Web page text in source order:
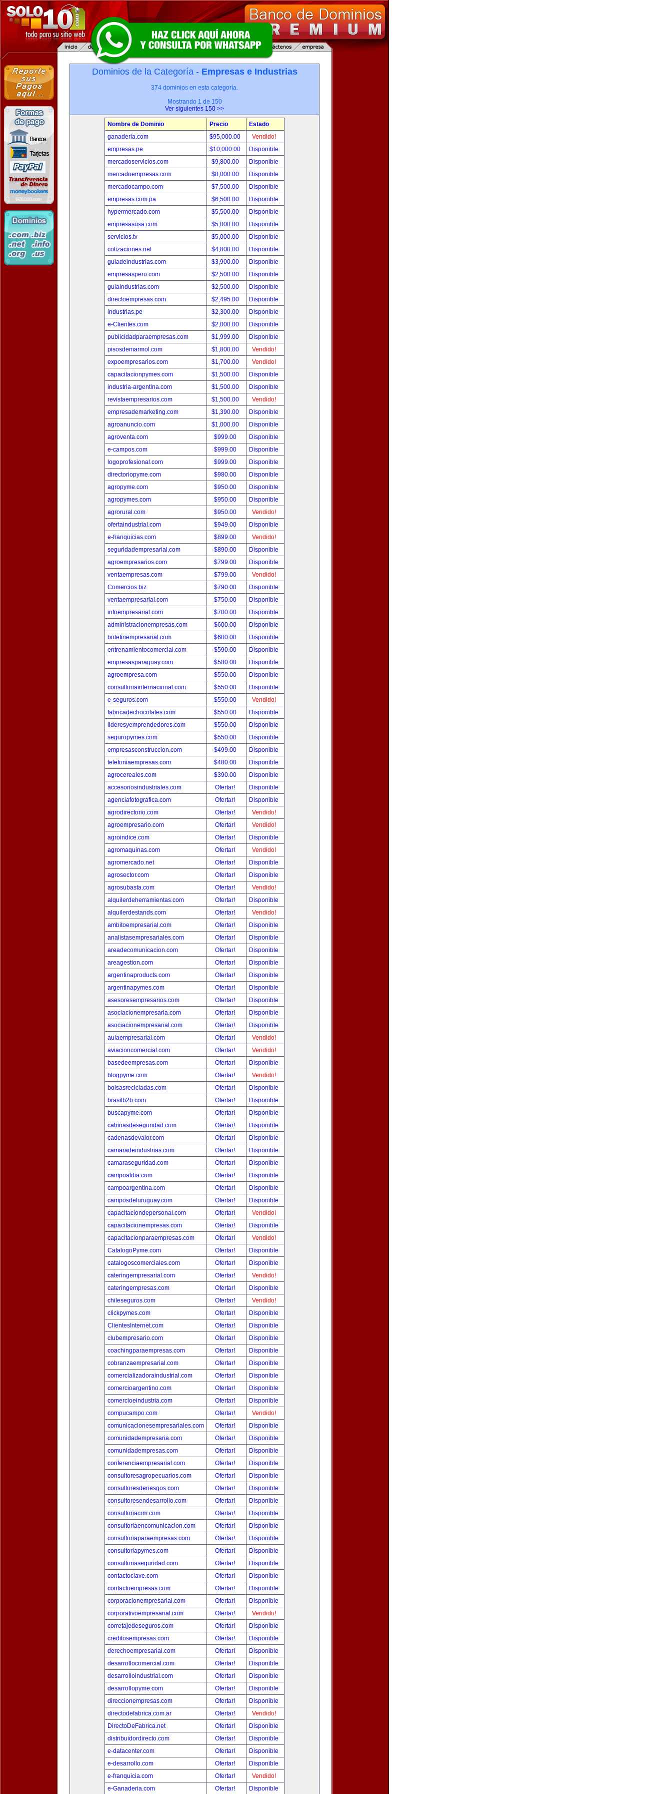
Dominios de la Categoría - Empresas e Industrias
374 dominios en esta categoría.
Mostrando 1 de 150
Ver siguientes 150 >>
Nombre de Dominio Precio
Estado
ganaderia.com
$95,000.00
Vendido!
empresas.pe
$10,000.00
Disponible
mercadoservicios.com
$9,800.00
Disponible
mercadoempresas.com
$8,000.00
Disponible
mercadocampo.com
$7,500.00
Disponible
empresas.com.pa
$6,500.00
Disponible
hypermercado.com
$5,500.00
Disponible
empresasusa.com
$5,000.00
Disponible
servicios.tv
$5,000.00
Disponible
cotizaciones.net
$4,800.00
Disponible
guiadeindustrias.com
$3,900.00
Disponible
empresasperu.com
$2,500.00
Disponible
guiaindustrias.com
$2,500.00
Disponible
directoempresas.com
$2,495.00
Disponible
industrias.pe
$2,300.00
Disponible
e-Clientes.com
$2,000.00
Disponible
publicidadparaempresas.com
$1,999.00
Disponible
pisosdemarmol.com
$1,800.00
Vendido!
expoempresarios.com
$1,700.00
Vendido!
capacitacionpymes.com
$1,500.00
Disponible
industria-argentina.com
$1,500.00
Disponible
revistaempresarios.com
$1,500.00
Vendido!
empresademarketing.com
$1,390.00
Disponible
agroanuncio.com
$1,000.00
Disponible
agroventa.com
$999.00
Disponible
e-campos.com
$999.00
Disponible
logoprofesional.com
$999.00
Disponible
directoriopyme.com
$980.00
Disponible
agropyme.com
$950.00
Disponible
agropymes.com
$950.00
Disponible
agrorural.com
$950.00
Vendido!
ofertaindustrial.com
$949.00
Disponible
e-franquicias.com
$899.00
Vendido!
seguridadempresarial.com
$890.00
Disponible
agroempresarios.com
$799.00
Disponible
ventaempresas.com
$799.00
Vendido!
Comercios.biz
$790.00
Disponible
ventaempresarial.com
$750.00
Disponible
infoempresarial.com
$700.00
Disponible
administracionempresas.com
$600.00
Disponible
boletinempresarial.com
$600.00
Disponible
entrenamientocomercial.com
$590.00
Disponible
empresasparaguay.com
$580.00
Disponible
agroempresa.com
$550.00
Disponible
consultoriainternacional.com
$550.00
Disponible
e-seguros.com
$550.00
Vendido!
fabricadechocolates.com
$550.00
Disponible
lideresyemprendedores.com
$550.00
Disponible
seguropymes.com
$550.00
Disponible
empresasconstruccion.com
$499.00
Disponible
telefoniaempresas.com
$480.00
Disponible
agrocereales.com
$390.00
Disponible
accesoriosindustriales.com
Ofertar!
Disponible
agenciafotografica.com
Ofertar!
Disponible
agrodirectorio.com
Ofertar!
Vendido!
agroempresario.com
Ofertar!
Vendido!
agroindice.com
Ofertar!
Disponible
agromaquinas.com
Ofertar!
Vendido!
agromercado.net
Ofertar!
Disponible
agrosector.com
Ofertar!
Disponible
agrosubasta.com
Ofertar!
Vendido!
alquilerdeherramientas.com
Ofertar!
Disponible
alquilerdestands.com
Ofertar!
Vendido!
ambitoempresarial.com
Ofertar!
Disponible
analistasempresariales.com
Ofertar!
Disponible
areadecomunicacion.com
Ofertar!
Disponible
areagestion.com
Ofertar!
Disponible
argentinaproducts.com
Ofertar!
Disponible
argentinapymes.com
Ofertar!
Disponible
asesoresempresarios.com
Ofertar!
Disponible
asociacionempresaria.com
Ofertar!
Disponible
asociacionempresarial.com
Ofertar!
Disponible
aulaempresarial.com
Ofertar!
Vendido!
aviacioncomercial.com
Ofertar!
Vendido!
basedeempresas.com
Ofertar!
Disponible
blogpyme.com
Ofertar!
Vendido!
bolsasrecicladas.com
Ofertar!
Disponible
brasilb2b.com
Ofertar!
Disponible
buscapyme.com
Ofertar!
Disponible
cabinasdeseguridad.com
Ofertar!
Disponible
cadenasdevalor.com
Ofertar!
Disponible
camaradeindustrias.com
Ofertar!
Disponible
camaraseguridad.com
Ofertar!
Disponible
campoaldia.com
Ofertar!
Disponible
campoargentina.com
Ofertar!
Disponible
camposdeluruguay.com
Ofertar!
Disponible
capacitaciondepersonal.com
Ofertar!
Vendido!
capacitacionempresas.com
Ofertar!
Disponible
capacitacionparaempresas.com
Ofertar!
Vendido!
CatalogoPyme.com
Ofertar!
Disponible
catalogoscomerciales.com
Ofertar!
Disponible
cateringempresarial.com
Ofertar!
Vendido!
cateringempresas.com
Ofertar!
Disponible
chileseguros.com
Ofertar!
Vendido!
clickpymes.com
Ofertar!
Disponible
ClientesInternet.com
Ofertar!
Disponible
clubempresario.com
Ofertar!
Disponible
coachingparaempresas.com
Ofertar!
Disponible
cobranzaempresarial.com
Ofertar!
Disponible
comercializadoraindustrial.com
Ofertar!
Disponible
comercioargentino.com
Ofertar!
Disponible
comercioeindustria.com
Ofertar!
Disponible
compucampo.com
Ofertar!
Vendido!
comunicacionesempresariales.com
Ofertar!
Disponible
comunidadempresaria.com
Ofertar!
Disponible
comunidadempresas.com
Ofertar!
Disponible
conferenciaempresarial.com
Ofertar!
Disponible
consultoresagropecuarios.com
Ofertar!
Disponible
consultoresderiesgos.com
Ofertar!
Disponible
consultoresendesarrollo.com
Ofertar!
Disponible
consultoriacrm.com
Ofertar!
Disponible
consultoriaencomunicacion.com
Ofertar!
Disponible
consultoriaparaempresas.com
Ofertar!
Disponible
consultoriapymes.com
Ofertar!
Disponible
consultoriaseguridad.com
Ofertar!
Disponible
contactoclave.com
Ofertar!
Disponible
contactoempresas.com
Ofertar!
Disponible
corporacionempresarial.com
Ofertar!
Disponible
corporativoempresarial.com
Ofertar!
Vendido!
corretajedeseguros.com
Ofertar!
Disponible
creditosempresas.com
Ofertar!
Disponible
derechoempresarial.com
Ofertar!
Disponible
desarrollocomercial.com
Ofertar!
Disponible
desarrolloindustrial.com
Ofertar!
Disponible
desarrollopyme.com
Ofertar!
Disponible
direccionempresas.com
Ofertar!
Disponible
directodefabrica.com.ar
Ofertar!
Vendido!
DirectoDeFabrica.net
Ofertar!
Disponible
distribuidordirecto.com
Ofertar!
Disponible
e-datacenter.com
Ofertar!
Disponible
e-desarrollo.com
Ofertar!
Disponible
e-franquicia.com
Ofertar!
Vendido!
e-Ganaderia.com
Ofertar! Disponible